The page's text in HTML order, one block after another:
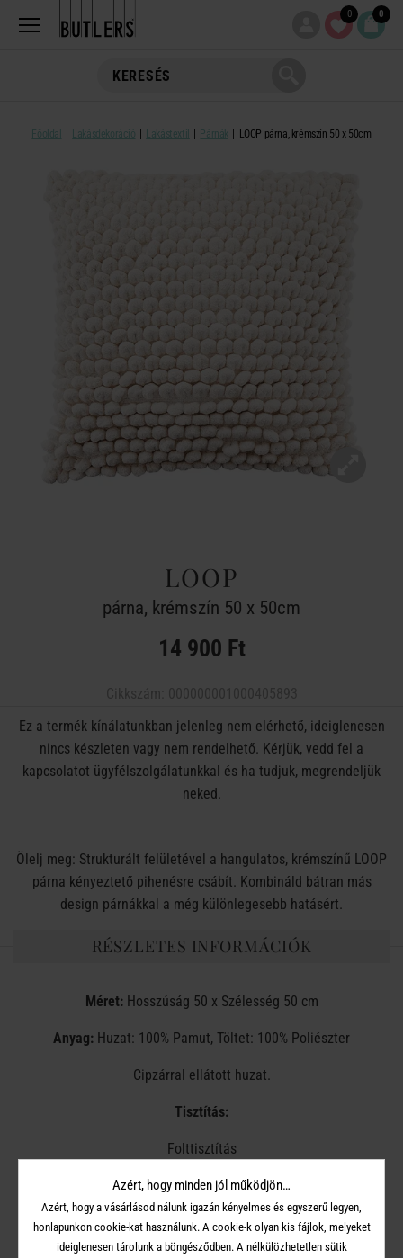
0 0
Főoldal Lakásdekoráció Lakástextil Párnák LOOP párna, krémszín 50 x 50cm
LOOP
párna, krémszín 50 x 50cm
14 900 Ft
Ez a termék kínálatunkban jelenleg nem elérhető, ideiglenesen
nincs készleten vagy nem rendelhető. Kérjük, vedd fel a
kapcsolatot ügyfélszolgálatunkkal és ha tudjuk, megrendeljük
neked.
Ölelj meg: Strukturált felületével a hangulatos, krémszínű LOOP
párna kényeztető pihenésre csábít. Kombináld bátran más
design párnákkal a még különlegesebb hatásért.
RÉSZLETES INFORMÁCIÓK
Méret: Hosszúság 50 x Szélesség 50 cm
Anyag: Huzat: 100% Pamut, Töltet: 100% Poliészter
Cipzárral ellátott huzat.
Tisztítás:
Folttisztítás
Nem mosható. Nem fehéríthető. Szárítógépben nem szárítható.
Nem vasalható. Vegytisztítás nem javasolt.
Azért, hogy minden jól működjön…
Azért, hogy a vásárlásod nálunk igazán kényelmes és egyszerű legyen,
honlapunkon cookie-kat használunk. A cookie-k olyan kis fájlok, melyeket
ideiglenesen tárolunk a böngésződben. A nélkülözhetetlen sütik